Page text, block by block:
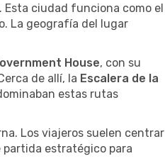
. Esta ciudad funciona como el
La geografía del lugar
House, con su
de allí, la Escalera de la
estas rutas
Los viajeros suelen centrar
partida estratégico para